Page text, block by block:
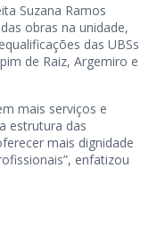
Suzana Ramos
obras na unidade,
das UBSs
de Raiz, Argemiro e
mais serviços e
estrutura das
mais dignidade
enfatizou